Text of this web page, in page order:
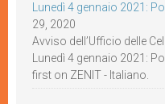
Lunedì 4 gennaio 2021:
29, 2020
Avviso dell’Ufficio delle
Lunedì 4 gennaio 2021:
first on ZENIT - Italiano.